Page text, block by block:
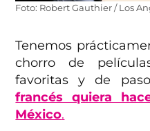
Foto: Robert Gauthier / Los
Tenemos
chorro de
favoritas y de
francés quiera
México.